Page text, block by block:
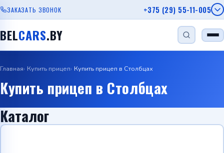
ЗАКАЗАТЬ ЗВОНОК +375 (29) 55-11-005
BELCARS.BY
Прицеп для дачи
Прицеп с бортом Автовозы
Главная Купить прицеп Купить прицеп в Столбцах
Купить прицеп в Столбцах
Каталог